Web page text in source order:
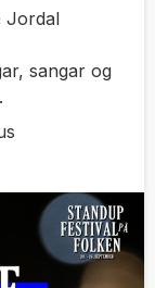
Jordal
sangar og